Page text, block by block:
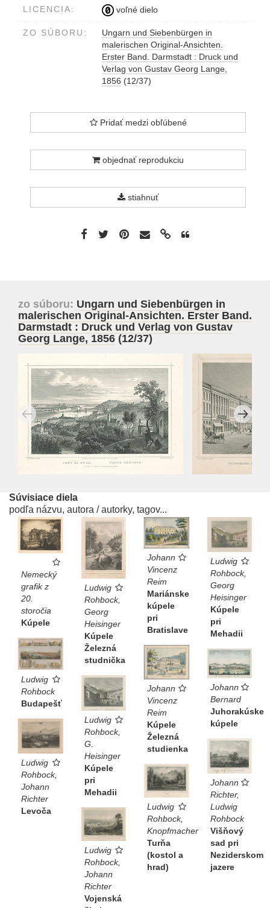
LICENCIA: voľné dielo
ZO SÚBORU:
Ungarn und Siebenbürgen in
malerischen Original-Ansichten.
Erster Band. Darmstadt : Druck und
Verlag von Gustav Georg Lange,
1856 (12/37)
Pridať medzi obľúbené
objednať reprodukciu
stiahnuť
zo súboru: Ungarn und Siebenbürgen in
malerischen Original-Ansichten. Erster Band.
Darmstadt : Druck und Verlag von Gustav
Georg Lange, 1856 (12/37)
Súvisiace diela
podľa názvu, autora / autorky, tagov...
Nemecký
grafik z
20.
storočia
Kúpele
Ludwig
Rohbock,
Georg
Heisinger
Kúpele
Železná
studnička
Johann
Vincenz
Reim
Mariánske
kúpele
pri
Bratislave
Ludwig
Rohbock,
Georg
Heisinger
Kúpele
pri
Mehadii
Ludwig
Rohbock
Budapešť
Johann
Vincenz
Reim
Kúpele
Železná
studienka
Johann
Bernard
Juhorakúske
kúpele
Ludwig
Rohbock,
G.
Heisinger
Kúpele
pri
Mehadii
Ludwig
Rohbock,
Johann
Richter
Levoča
Johann
Richter,
Ludwig
Rohbock
Višňový
sad pri
Neziderskom
jazere
Ludwig
Rohbock,
Knopfmacher
Turňa
(kostol a
hrad)
Ludwig
Rohbock,
Johann
Richter
Vojenská